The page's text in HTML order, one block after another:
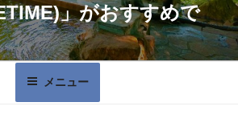
」がおすすめで
メニュー